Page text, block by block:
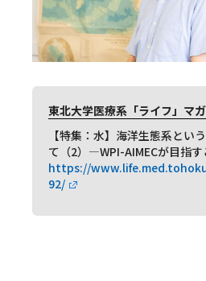
東北大学医療系「ライフ」マ
【特集：水】海洋生態系とい
て（2）―WPI-AIMECが目指
https://
92/